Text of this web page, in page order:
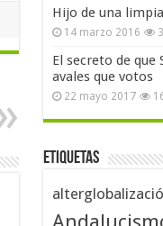
Hijo de una
14 marzo 2016
El secreto de que
avales que votos
22 mayo 2017
Etiquetas